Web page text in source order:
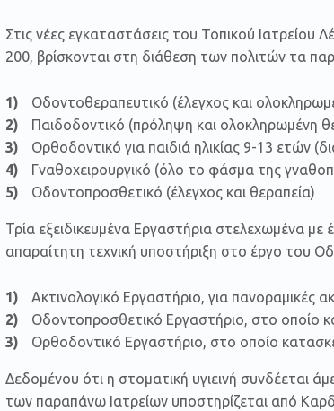
Στις νέες εγκαταστάσεις του Τοπικού
200, βρίσκονται στη διάθεση των πολιτών τα
Οδοντοθεραπευτικό (έλεγχος και
Παιδοδοντικό (πρόληψη και ολοκληρωμένη
Ορθοδοντικό για παιδιά ηλικίας 9-13 ετών
Γναθοχειρουργικό (όλο το φάσμα της
Οδοντοπροσθετικό (έλεγχος και θεραπεία)
Τρία εξειδικευμένα Εργαστήρια στελεχωμένα με
απαραίτητη τεχνική υποστήριξη στο έργο του
Ακτινολογικό Εργαστήριο, για πανοραμικές
Οδοντοπροσθετικό Εργαστήριο, στο οποίο
Ορθοδοντικό Εργαστήριο, στο οποίο
Δεδομένου ότι η στοματική υγιεινή συνδέεται
των παραπάνω Ιατρείων υποστηρίζεται από